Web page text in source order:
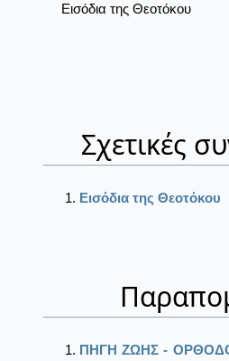
Εισόδια της Θεοτόκου
Σχετικές
Εισόδια της Θεοτόκου
ΠΗΓΗ ΖΩΗΣ -